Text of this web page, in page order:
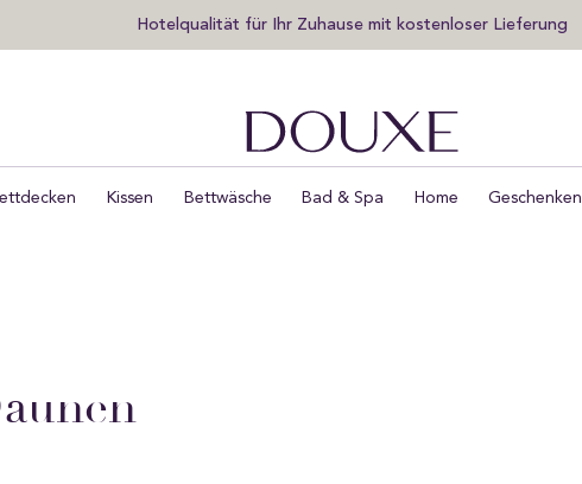
Hotelqualität für Ihr Zuhause mit kostenloser Lieferung
Kissen Bettwäsche Bad & Spa Home Geschenken